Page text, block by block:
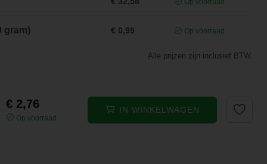
Op voorraad
gram) € 0,99 Op voorraad
Alle prijzen zijn inclusief BTW.
€ 2,76
Op voorraad
IN WINKELWAGEN